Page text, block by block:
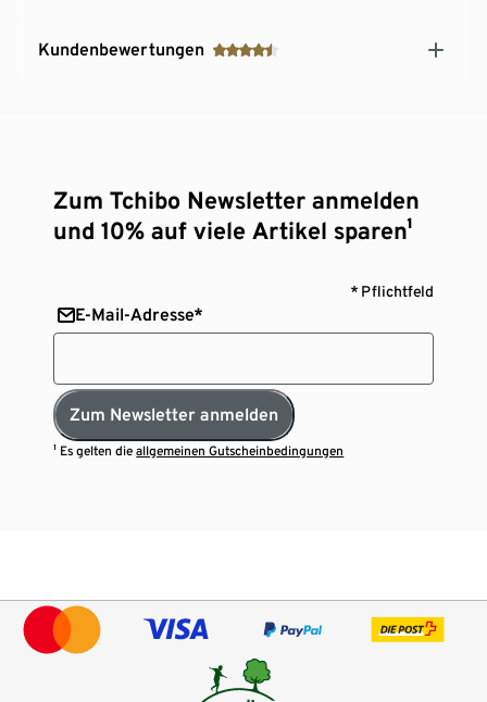
Kundenbewertungen
Zum Tchibo Newsletter anmelden
und 10% auf viele Artikel sparen¹
* Pflichtfeld
E-Mail-Adresse*
Zum Newsletter anmelden
¹ Es gelten dieallgemeinen Gutscheinbedingungen